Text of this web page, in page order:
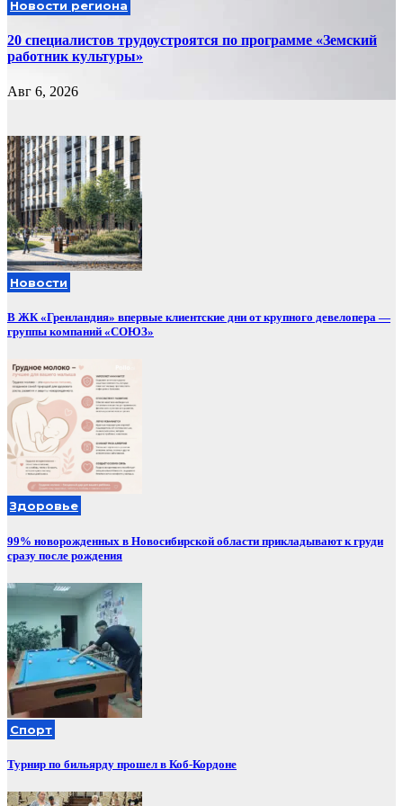
Новости региона
20 специалистов трудоустроятся по программе «Земский
работник культуры»
Авг 6, 2026
Новости
В ЖК «Гренландия» впервые клиентские дни от крупного девелопера —
группы компаний «СОЮЗ»
Здоровье
99% новорожденных в Новосибирской области прикладывают к груди
сразу после рождения
Спорт
Турнир по бильярду прошел в Коб-Кордоне